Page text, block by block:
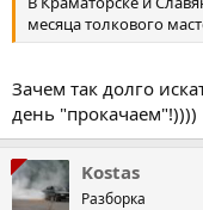
месяца толкового
Зачем так долго
день "прокачаем"!))))
Kostas
Разборка